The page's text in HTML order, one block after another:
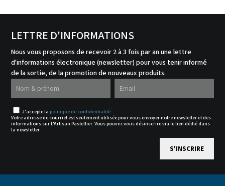
LETTRE D'INFORMATIONS
Nous vous proposons de recevoir 2 à 3 fois par an une lettre
d'informations électronique (newsletter) pour vous tenir informé
de la sortie, de la promotion de nouveaux produits.
J'accepte la politique de confidentialité
Votre adresse de courriel est seulement utilisée pour vous envoyer notre newsletter et des
informations sur L'Artisan Pastellier. Vous pouvez vous désinscrire via le lien dédié dans
la newsletter.